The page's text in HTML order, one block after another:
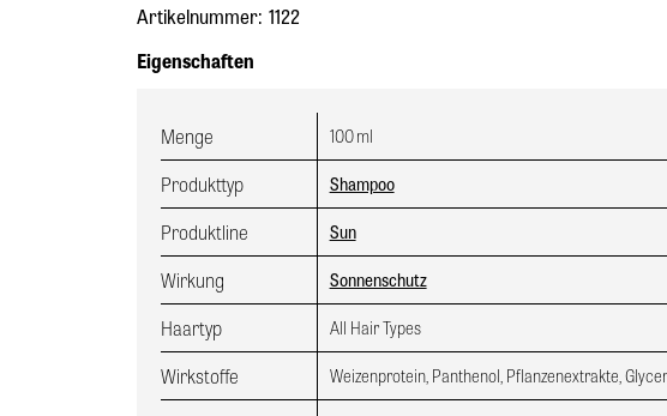
Artikelnummer: 1122
Eigenschaften
Menge 100ml
Produkttyp Shampoo
Produktline Sun
Wirkung Sonnenschutz
Haartyp All Hair Types
Wirkstoffe Weizenprotein, Panthenol, Pflanzenextrakte,